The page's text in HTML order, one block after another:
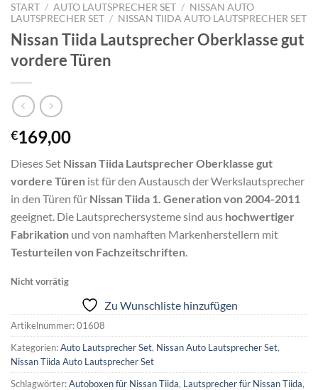
START / AUTO LAUTSPRECHER SET / NISSAN AUTO
LAUTSPRECHER SET / NISSAN TIIDA AUTO LAUTSPRECHER SET
Nissan Tiida Lautsprecher Oberklasse gut
vordere Türen
€169,00
Dieses Set Nissan Tiida Lautsprecher Oberklasse gut
vordere Türen ist für den Austausch der Werkslautsprecher
in den Türen für Nissan Tiida 1. Generation von 2004-2011
geeignet. Die Lautsprechersysteme sind aus hochwertiger
Fabrikation und von namhaften Markenherstellern mit
Testurteilen von Fachzeitschriften.
Nicht vorrätig
Zu Wunschliste hinzufügen
Artikelnummer:01608
Kategorien:Auto Lautsprecher Set, Nissan Auto Lautsprecher Set,
Nissan Tiida Auto Lautsprecher Set
Schlagwörter:Autoboxen für Nissan Tiida, Lautsprecher für Nissan Tiida,